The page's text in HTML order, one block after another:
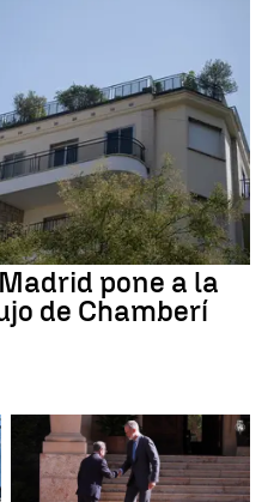
pone a la
de Chamberí